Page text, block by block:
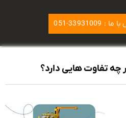
33931009-051
چه تفاوت هایی دارد؟